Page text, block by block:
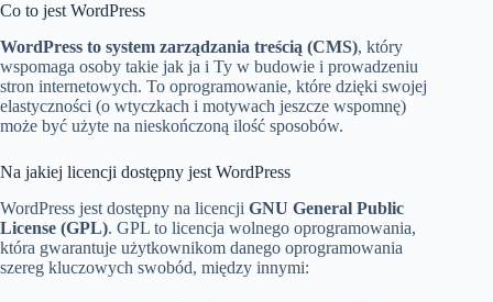
Co to jest WordPress
WordPress to system zarządzania treścią (CMS), który
wspomaga osoby takie jak ja i Ty w budowie i prowadzeniu
stron internetowych. To oprogramowanie, które dzięki swojej
elastyczności (o wtyczkach i motywach jeszcze wspomnę)
może być użyte na nieskończoną ilość sposobów.
Na jakiej licencji dostępny jest WordPress
WordPress jest dostępny na licencji GNU General Public
License (GPL). GPL to licencja wolnego oprogramowania,
która gwarantuje użytkownikom danego oprogramowania
szereg kluczowych swobód, między innymi: